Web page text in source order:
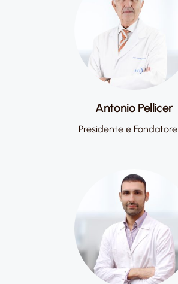
Antonio Pellicer
Presidente e